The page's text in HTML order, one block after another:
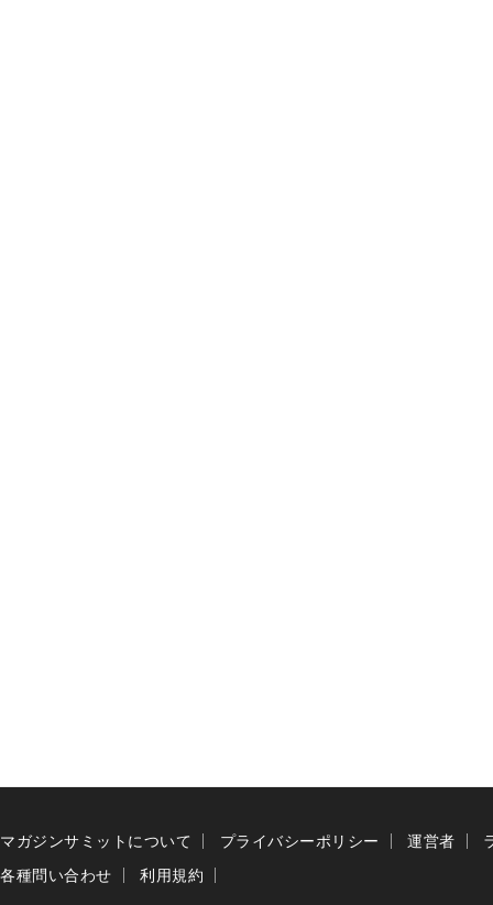
マガジンサミットについて プライバシーポリシー 運営者
各種問い合わせ
利用規約